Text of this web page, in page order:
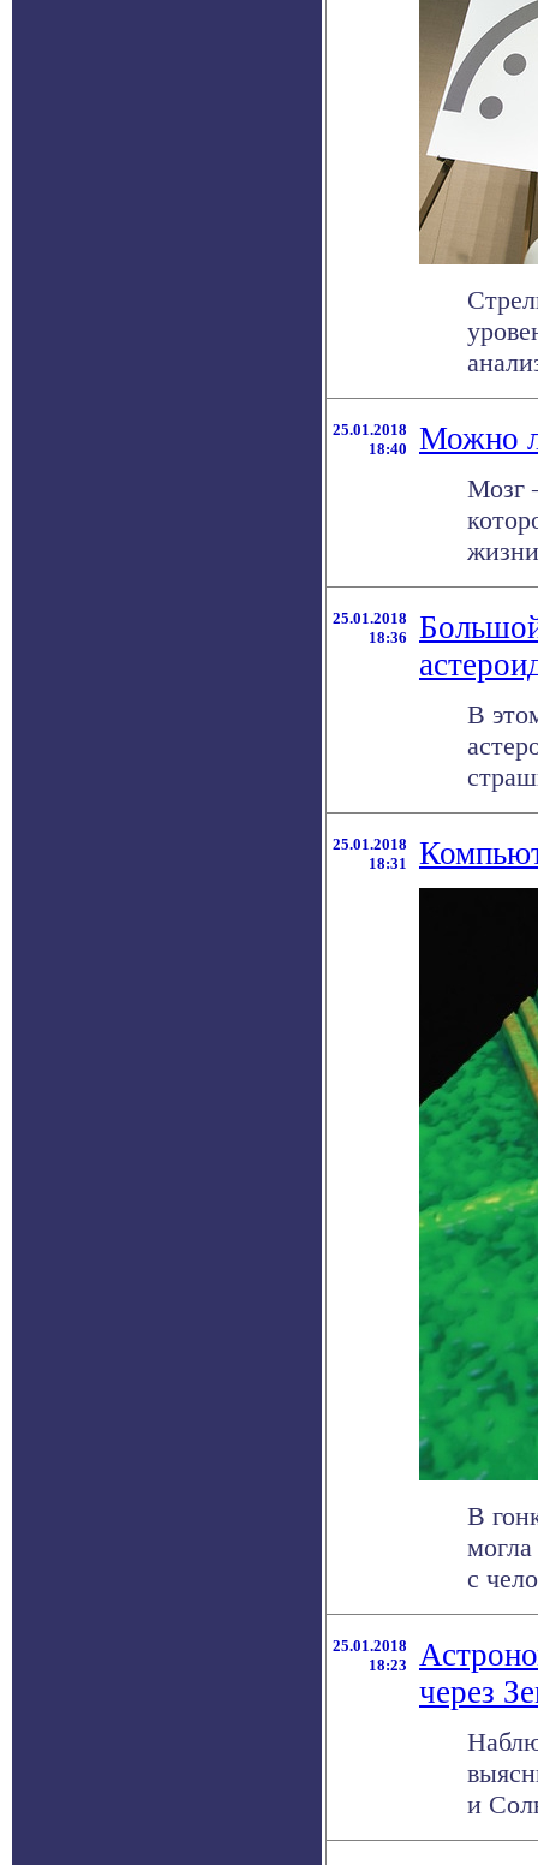
25.01.2018
18:40
Можно
Мозг
25.01.2018
18:36
В
25.01.2018
18:31
В
с
25.01.2018
18:23
через
и